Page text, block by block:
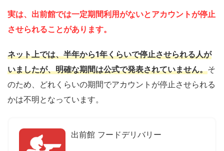
実は、出前館では一定期間利用がないとアカウントが停止
させられることがあります。
ネット上では、半年から1年くらいで停止させられる人が
いましたが、明確な期間は公式で発表されていません。そ
のため、どれくらいの期間でアカウントが停止させられる
かは不明となっています。
出前館 フードデリバリー